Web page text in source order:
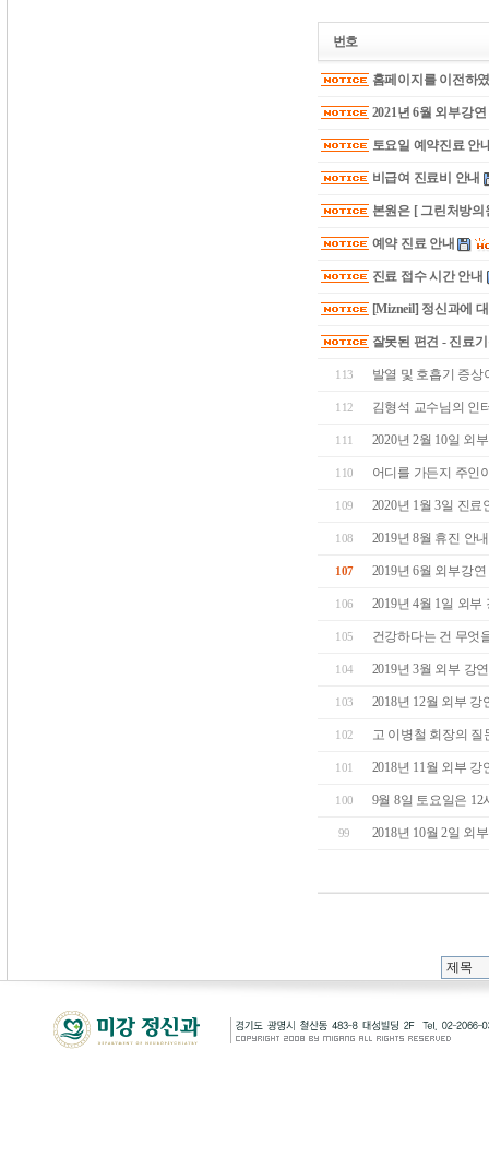
번호
홈페이지를 이전하
2021년 6월 외부강
토요일 예약진료 안
비급여 진료비 안내
본원은 [ 그린처방의
예약 진료 안내
진료 접수 시간 안내
[Mizneil] 정신과에
잘못된 편견 - 진료
113 발열 및 호흡기 증
112 김형석 교수님의 인
111 2020년 2월 10일 외
110 어디를 가든지 주인
109 2020년 1월 3일 진료
108 2019년 8월 휴진 안
107 2019년 6월 외부강
106 2019년 4월 1일 외부
105 건강하다는 건 무엇
104 2019년 3월 외부 강
103 2018년 12월 외부
102 고 이병철 회장의
101 2018년 11월 외부
100 9월 8일 토요일은
99 2018년 10월 2일 외